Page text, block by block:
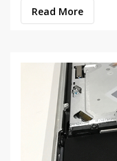
Read More